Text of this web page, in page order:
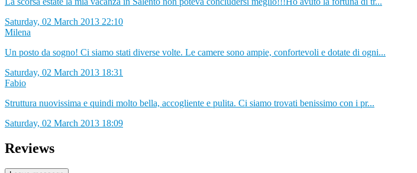
Saturday, 02 March 2013 22:10
Milena
Un posto da sogno! Ci siamo stati diverse volte. Le camere sono ampie, confortevoli e dotate di ogni...
Saturday, 02 March 2013 18:31
Fabio
Struttura nuovissima e quindi molto bella, accogliente e pulita. Ci siamo trovati benissimo con i pr...
Saturday, 02 March 2013 18:09
Reviews